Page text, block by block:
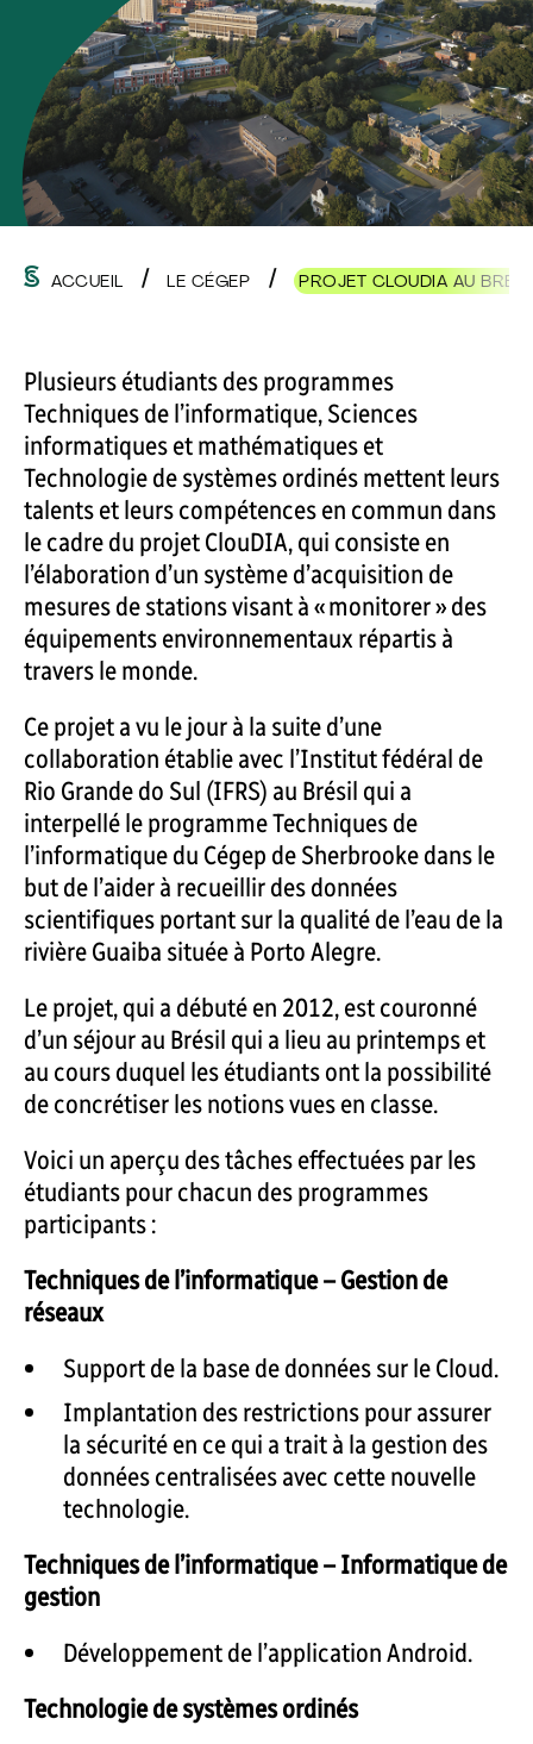
ACCUEIL LE CÉGEP PROJET CLOUDIA AU
Plusieurs étudiants des programmes
Techniques de l’informatique, Sciences
informatiques et mathématiques et
Technologie de systèmes ordinés mettent leurs
talents et leurs compétences en commun dans
le cadre du projet ClouDIA, qui consiste en
l’élaboration d’un système d’acquisition de
mesures de stations visant à « monitorer » des
équipements environnementaux répartis à
travers le monde.
Ce projet a vu le jour à la suite d’une
collaboration établie avec l’Institut fédéral de
Rio Grande do Sul (IFRS) au Brésil qui a
interpellé le programme Techniques de
l’informatique du Cégep de Sherbrooke dans le
but de l’aider à recueillir des données
scientifiques portant sur la qualité de l’eau de la
rivière Guaiba située à Porto Alegre.
Le projet, qui a débuté en 2012, est couronné
d’un séjour au Brésil qui a lieu au printemps et
au cours duquel les étudiants ont la possibilité
de concrétiser les notions vues en classe.
Voici un aperçu des tâches effectuées par les
étudiants pour chacun des programmes
participants :
Techniques de l’informatique – Gestion de
réseaux
Support de la base de données sur le Cloud.
Implantation des restrictions pour assurer
la sécurité en ce qui a trait à la gestion des
données centralisées avec cette nouvelle
technologie.
Techniques de l’informatique – Informatique de
gestion
Développement de l’application Android.
Technologie de systèmes ordinés